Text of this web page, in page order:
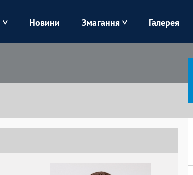
Колос
Новини Змагання Галерея